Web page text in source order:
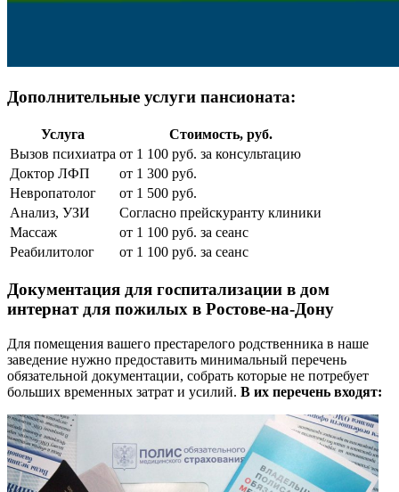
Дополнительные услуги пансионата:
Услуга
Стоимость, руб.
Вызов психиатра от 1 100 руб. за консультацию
Доктор ЛФП
от 1 300 руб.
Невропатолог
от 1 500 руб.
Анализ, УЗИ
Согласно прейскуранту клиники
Массаж
от 1 100 руб. за сеанс
Реабилитолог
от 1 100 руб. за сеанс
Документация для госпитализации в дом
интернат для пожилых в Ростове-на-Дону
Для помещения вашего престарелого родственника в наше
заведение нужно предоставить минимальный перечень
обязательной документации, собрать которые не потребует
больших временных затрат и усилий. В их перечень входят: